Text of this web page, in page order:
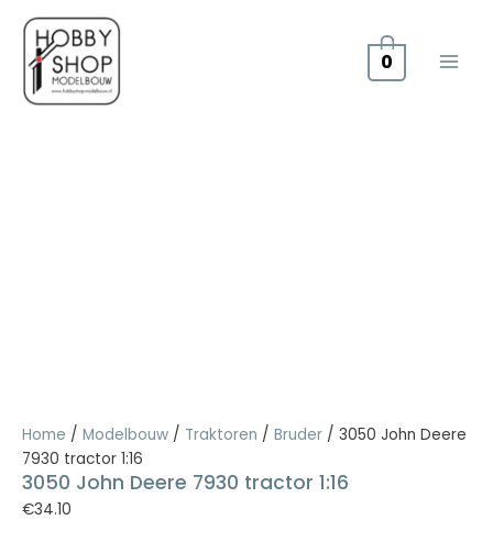
naar
inhoud
0
Home / Modelbouw / Traktoren / Bruder / 3050 John Deere
7930 tractor 1:16
3050 John Deere 7930 tractor 1:16
€34.10